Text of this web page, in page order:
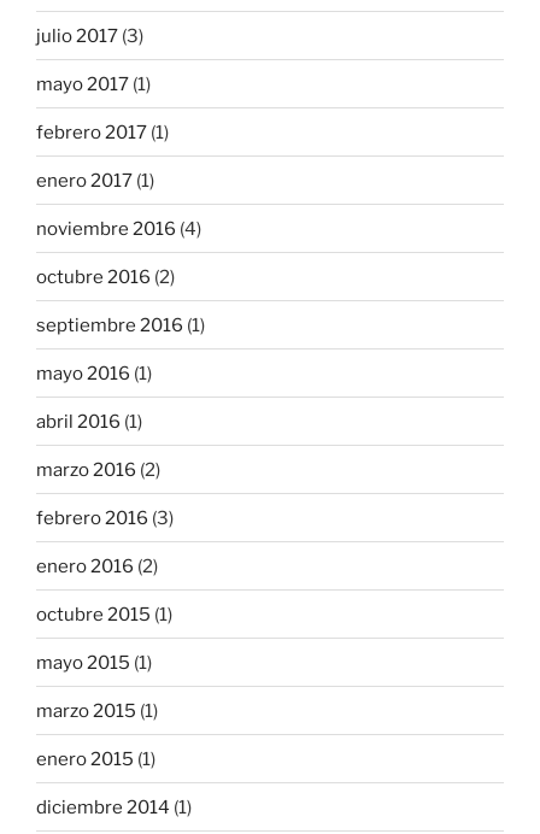
julio 2017 (3)
mayo 2017 (1)
febrero 2017 (1)
enero 2017 (1)
noviembre 2016 (4)
octubre 2016 (2)
septiembre 2016 (1)
mayo 2016 (1)
abril 2016 (1)
marzo 2016 (2)
febrero 2016 (3)
enero 2016 (2)
octubre 2015 (1)
mayo 2015 (1)
marzo 2015 (1)
enero 2015 (1)
diciembre 2014 (1)